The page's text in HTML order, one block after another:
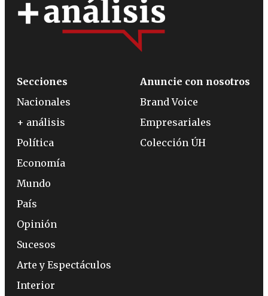
Secciones
Nacionales
+ análisis
Política
Economía
Mundo
País
Opinión
Sucesos
Arte y Espectáculos
Interior
Anuncie con nosotros
Brand Voice
Empresariales
Colección ÚH